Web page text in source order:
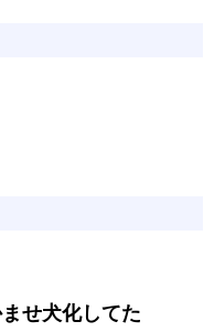
せ犬化してた